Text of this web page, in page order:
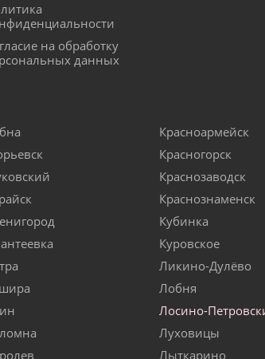
на обработку
данных
Красноармейск
Красногорск
Краснозаводск
Краснознаменск
Кубинка
Куровское
Ликино-Дулёво
Лобня
Лосино-
Луховицы
Лыткарино